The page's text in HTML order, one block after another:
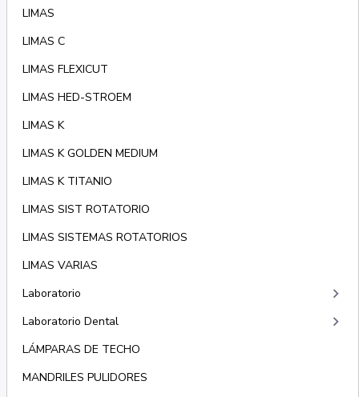
LIMAS
LIMAS C
LIMAS FLEXICUT
LIMAS HED-STROEM
LIMAS K
LIMAS K GOLDEN MEDIUM
LIMAS K TITANIO
LIMAS SIST ROTATORIO
LIMAS SISTEMAS ROTATORIOS
LIMAS VARIAS
Laboratorio
keyboard_arrow_right
Laboratorio Dental keyboard_arrow_right
LÁMPARAS DE TECHO
MANDRILES PULIDORES